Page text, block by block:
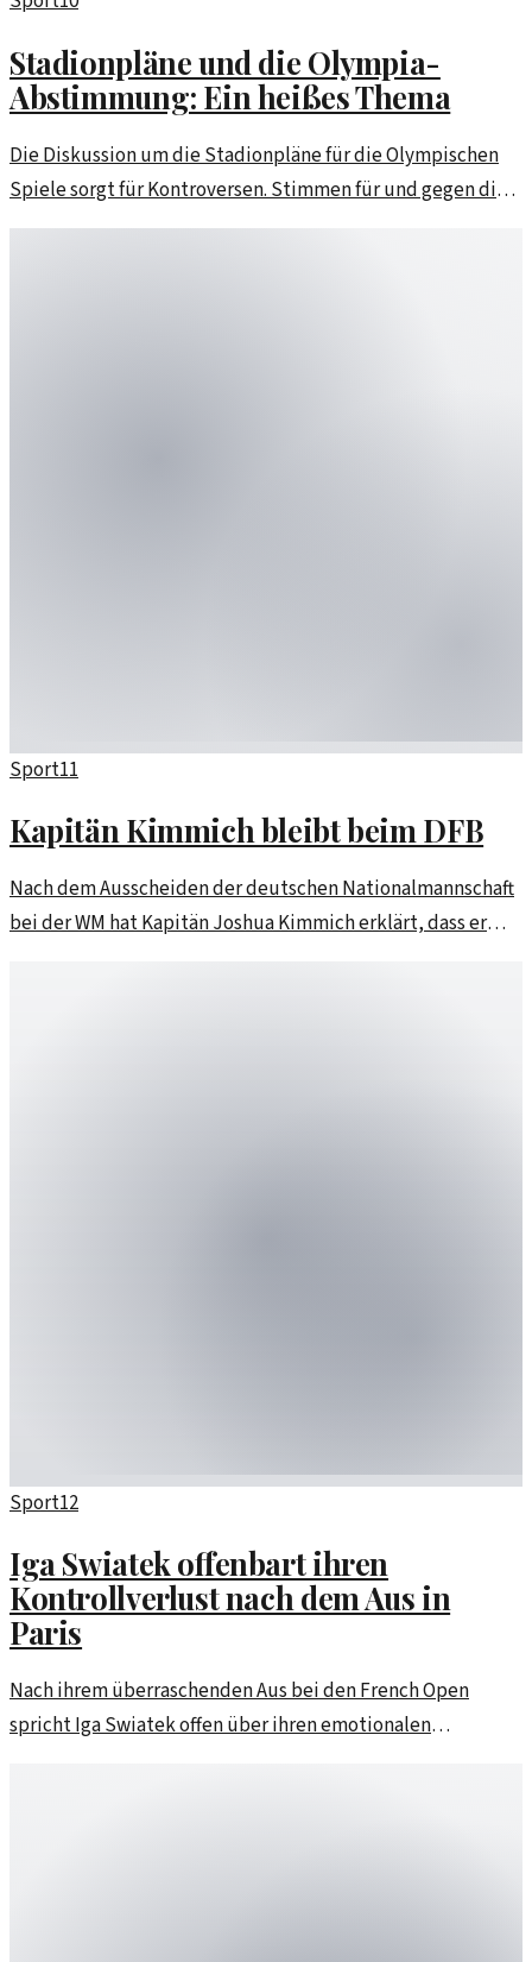
Stadionpläne und die Olympia-
Abstimmung: Ein heißes Thema
Die Diskussion um die Stadionpläne für die Olympischen
Spiele sorgt für Kontroversen. Stimmen für und gegen die
Vorhaben mehren sich, während die Abstimmung naht.
Sport11
Kapitän Kimmich bleibt beim DFB
Nach dem Ausscheiden der deutschen Nationalmannschaft
bei der WM hat Kapitän Joshua Kimmich erklärt, dass er
Sport12
Iga Swiatek offenbart ihren
Kontrollverlust nach dem Aus in
Paris
Nach ihrem überraschenden Aus bei den French Open
spricht Iga Swiatek offen über ihren emotionalen